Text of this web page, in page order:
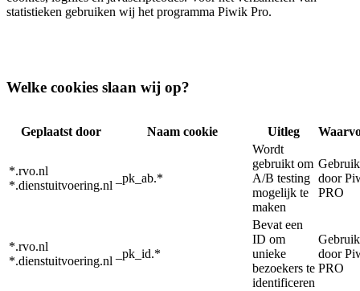
statistieken gebruiken wij het programma Piwik Pro.
Welke cookies slaan wij op?
Geplaatst door Naam cookie Uitleg
*.rvo.nl
*.dienstuitvoering.nl
_pk_ab.*
Wordt
gebruikt om
A/B testing
mogelijk te
maken
door
PRO
*.rvo.nl
*.dienstuitvoering.nl
_pk_id.*
Bevat een
ID om
unieke
bezoekers te
identificeren
door
PRO